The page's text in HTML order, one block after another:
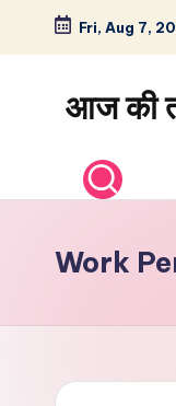
Skip
content
Fri, Aug 7,
आज की
समाचार
–
Work